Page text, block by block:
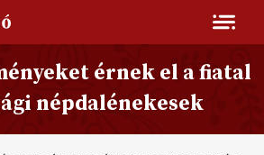
érnek el a fiatal
népdalénekesek